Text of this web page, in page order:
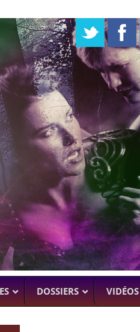
DOSSIERS VIDÉOS